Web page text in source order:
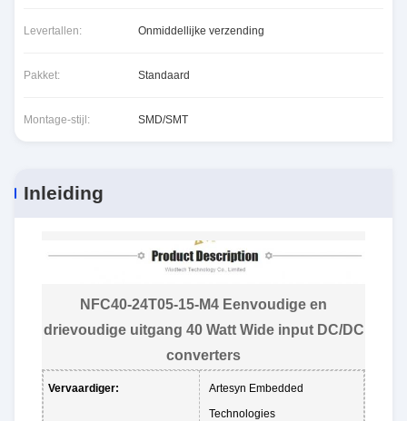
Levertallen: Onmiddellijke verzending
Pakket: Standaard
Montage-stijl: SMD/SMT
Inleiding
NFC40-24T05-15-M4 Eenvoudige en
drievoudige uitgang 40 Watt Wide input DC/DC
converters
Vervaardiger:
Artesyn Embedded
Technologies